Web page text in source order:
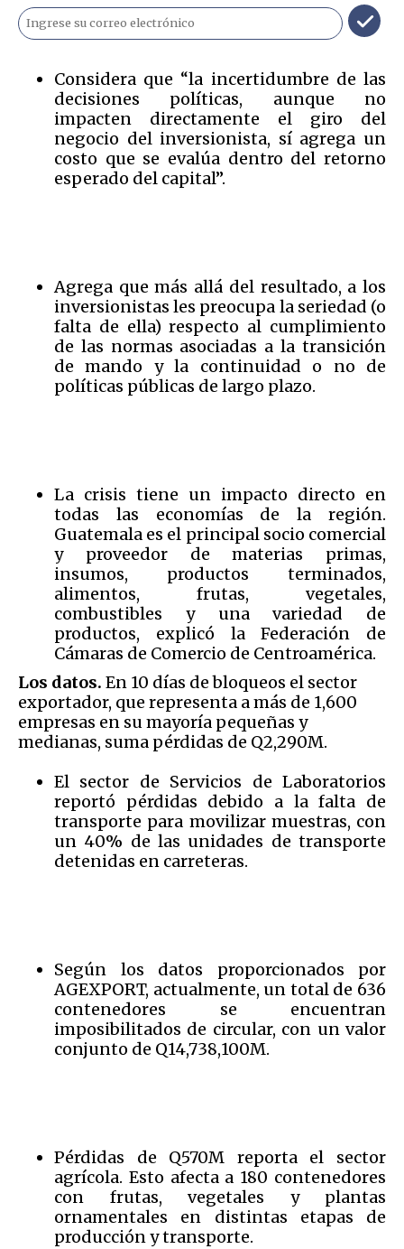
Considera que “la incertidumbre de las
decisiones políticas, aunque no
impacten directamente el giro del
negocio del inversionista, sí agrega un
costo que se evalúa dentro del retorno
esperado del capital”.
Agrega que más allá del resultado, a los
inversionistas les preocupa la seriedad (o
falta de ella) respecto al cumplimiento
de las normas asociadas a la transición
de mando y la continuidad o no de
políticas públicas de largo plazo.
La crisis tiene un impacto directo en
todas las economías de la región.
Guatemala es el principal socio comercial
y proveedor de materias primas,
insumos, productos terminados,
alimentos, frutas, vegetales,
combustibles y una variedad de
productos, explicó la Federación de
Cámaras de Comercio de Centroamérica.
Los datos. En 10 días de bloqueos el sector
exportador, que representa a más de 1,600
empresas en su mayoría pequeñas y
medianas, suma pérdidas de Q2,290M.
El sector de Servicios de Laboratorios
reportó pérdidas debido a la falta de
transporte para movilizar muestras, con
un 40% de las unidades de transporte
detenidas en carreteras.
Según los datos proporcionados por
AGEXPORT, actualmente, un total de 636
contenedores se encuentran
imposibilitados de circular, con un valor
conjunto de Q14,738,100M.
Pérdidas de Q570M reporta el sector
agrícola. Esto afecta a 180 contenedores
con frutas, vegetales y plantas
ornamentales en distintas etapas de
producción y transporte.